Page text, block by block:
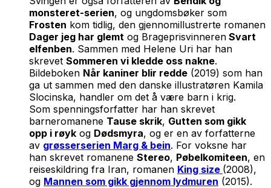
monsteret-serien, og ungdomsbøker som
Frosten kom tidlig, den gjennomillustrerte romanen
Dager jeg har glemt og Brageprisvinneren Svart
elfenben. Sammen med Helene Uri har han
skrevet Sommeren vi kledde oss nakne.
Bildeboken Når kaniner blir redde (2019) som han
ga ut sammen med den danske illustratøren Kamila
Slocinska, handler om det å være barn i krig.
Som spenningsforfatter har han skrevet
barneromanene Tause skrik, Gutten som gikk
opp i røyk og Dødsmyra, og er en av forfatterne
av grøsserserien Marg & bein. For voksne har
han skrevet romanene Stereo, Pøbelkomiteen, en
reiseskildring fra Iran, romanen King size (2008),
og Mannen som gikk gjennom lydmuren (2015).